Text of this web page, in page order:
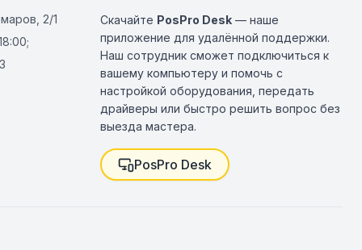
2/1
Скачайте PosPro Desk — наше
приложение для удалённой поддержки.
Наш сотрудник сможет подключиться к
вашему компьютеру и помочь с
настройкой оборудования, передать
драйверы или быстро решить вопрос без
выезда мастера.
PosPro Desk